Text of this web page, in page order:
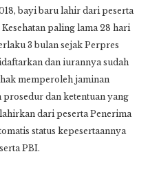
bayi baru lahir dari peserta
paling lama 28 hari
3 bulan sejak Perpres
dan iurannya sudah
memperoleh jaminan
prosedur dan ketentuan yang
dari peserta Penerima
status kepesertaannya
PBI.